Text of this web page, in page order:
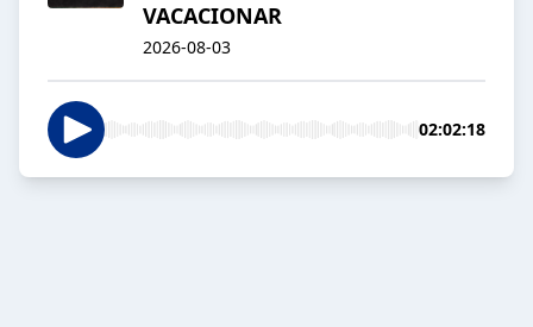
VACACIONAR
2026-08-03
02:02:18